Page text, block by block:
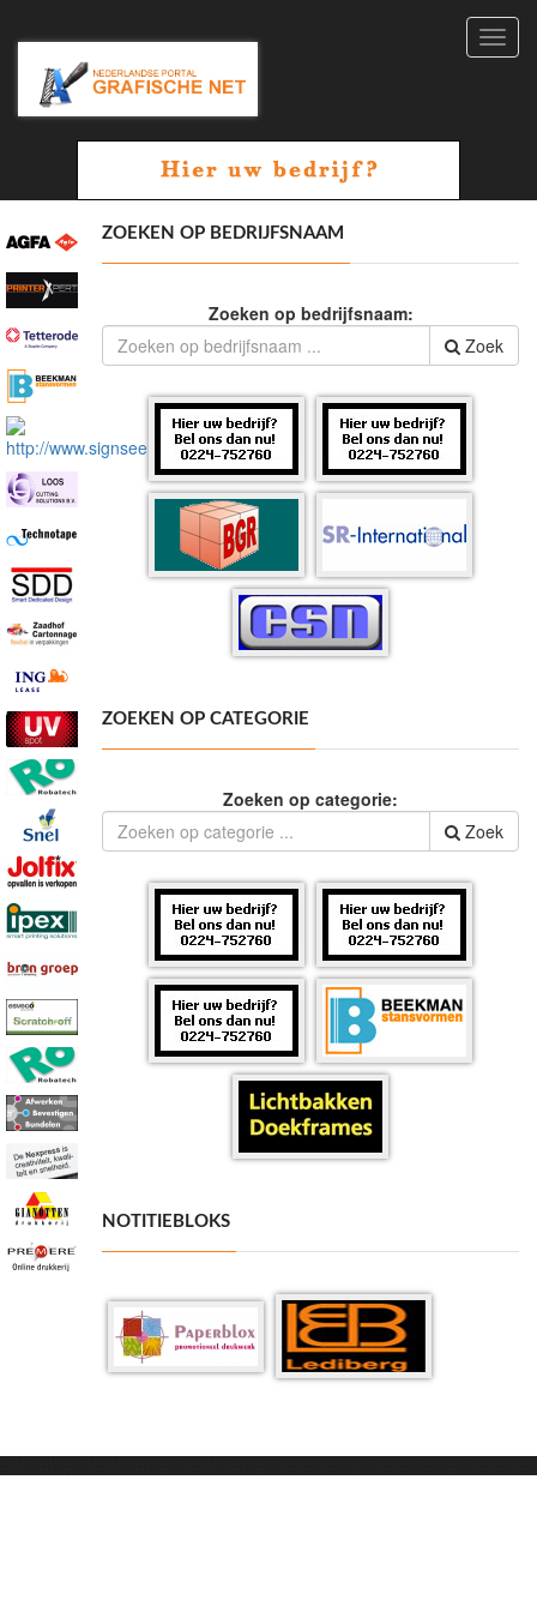
ZOEKEN OP BEDRIJFSNAAM
Zoeken op bedrijfsnaam:
Zoek
ZOEKEN OP CATEGORIE
Zoeken op categorie:
Zoek
NOTITIEBLOKS